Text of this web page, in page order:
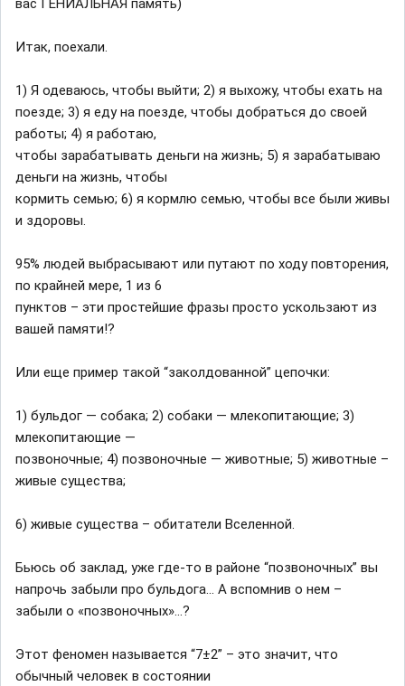
вас ГЕНИАЛЬНАЯ память)
Итак, поехали.
1) Я одеваюсь, чтобы выйти; 2) я выхожу, чтобы ехать на
поезде; 3) я еду на поезде, чтобы добраться до своей
работы; 4) я работаю,
чтобы зарабатывать деньги на жизнь; 5) я зарабатываю
деньги на жизнь, чтобы
кормить семью; 6) я кормлю семью, чтобы все были живы
и здоровы.
95% людей выбрасывают или путают по ходу повторения,
по крайней мере, 1 из 6
пунктов – эти простейшие фразы просто ускользают из
вашей памяти!?
Или еще пример такой “заколдованной” цепочки:
1) бульдог — собака; 2) собаки — млекопитающие; 3)
млекопитающие —
позвоночные; 4) позвоночные — животные; 5) животные –
живые существа;
6) живые существа – обитатели Вселенной.
Бьюсь об заклад, уже где-то в районе “позвоночных” вы
напрочь забыли про бульдога… А вспомнив о нем –
забыли о «позвоночных»…?
Этот феномен называется “7±2” – это значит, что
обычный человек в состоянии